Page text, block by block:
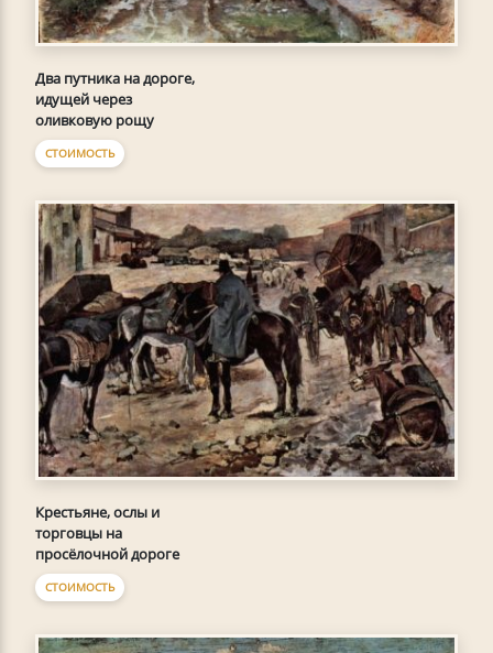
Два путника на дороге,
идущей через
оливковую рощу
СТОИМОСТЬ
Крестьяне, ослы и
торговцы на
просёлочной дороге
СТОИМОСТЬ